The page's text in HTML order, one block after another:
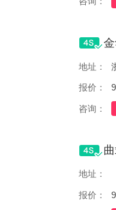
地址：
报价：
咨询：
地址：
报价：